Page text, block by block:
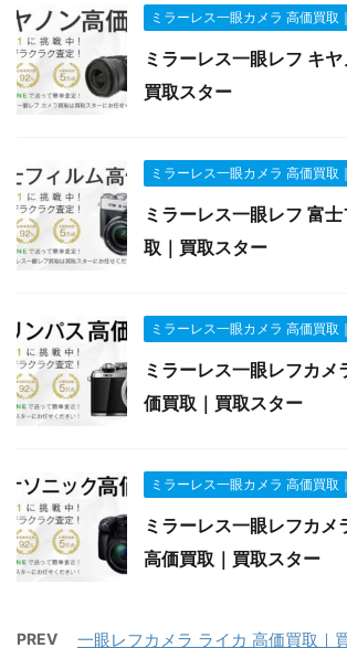
ミラーレス一眼カメラ 高価買取
ミラーレス一眼レフ キヤ
買取スター
ミラーレス一眼カメラ 高価買取
ミラーレス一眼レフ 富
取｜買取スター
ミラーレス一眼カメラ 高価買取
ミラーレス一眼レフカメ
価買取｜買取スター
ミラーレス一眼カメラ 高価買取
ミラーレス一眼レフカメ
高価買取｜買取スター
PREV 一眼レフカメラ ライカ 高価買取｜